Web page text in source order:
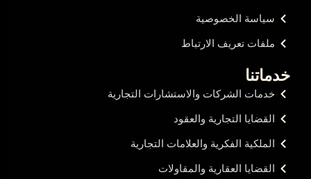
سياسة الخصوصية
ملفات تعريف الارتباط
خدماتنا
خدمات الشركات والاستشارات التجارية
القضايا التجارية والعقود
الملكية الفكرية والعلامات التجارية
القضايا العقارية والمقاولات